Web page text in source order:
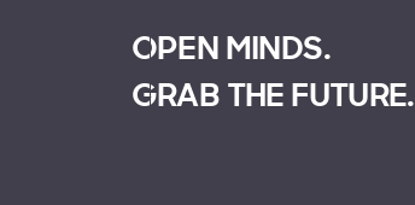
OPEN MINDS.
GRAB THE FUTURE.